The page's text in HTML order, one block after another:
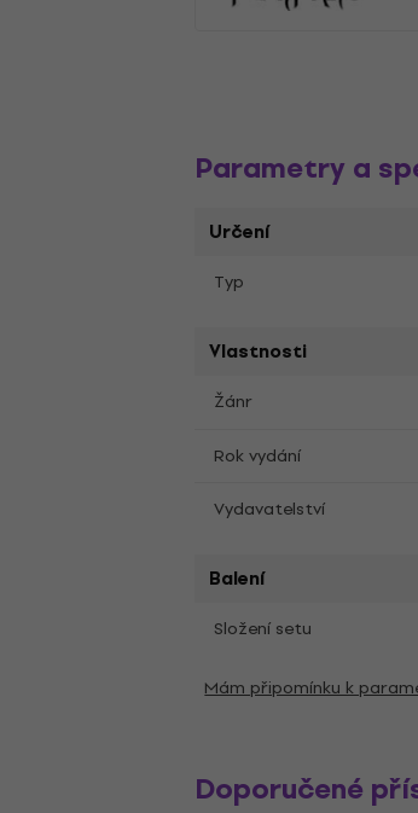
Parametry a
Určení
Typ
Vlastnosti
Žánr
Rok vydání
Vydavatelství
Balení
Složení setu
Mám připomínku k
Doporučené